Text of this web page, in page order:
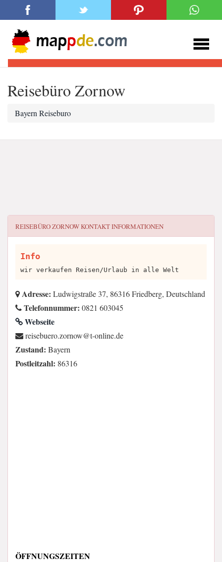
Reisebüro Zornow
Bayern Reiseburo
REISEBÜRO ZORNOWKONTAKT INFORMATIONEN
Info
wir verkaufen Reisen/Urlaub in alle Welt
Adresse: Ludwigstraße 37, 86316 Friedberg, Deutschland
Telefonnummer: 0821 603045
Webseite
ed.enilno-t@wonroz.oreubesier
Zustand: Bayern
Postleitzahl: 86316
ÖFFNUNGSZEITEN